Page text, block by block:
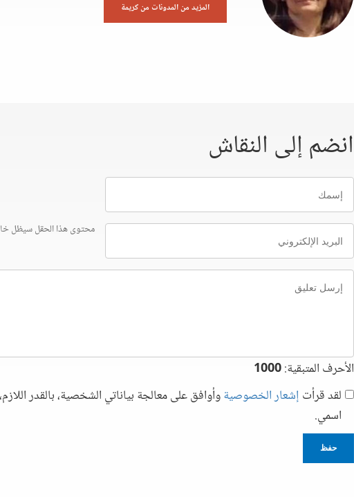
المزيد من المدونات من كريمة
انضم إلى النقاش
إسمك
البريد
الإلكتروني
محتوى هذا الحقل سيظل
إرسل
تعليق
الأحرف المتبقية:1000
لقد قرأت إشعار الخصوصيةوأوافق على معالجة بياناتي الشخصية، بالقدر
اسمي.
حفظ